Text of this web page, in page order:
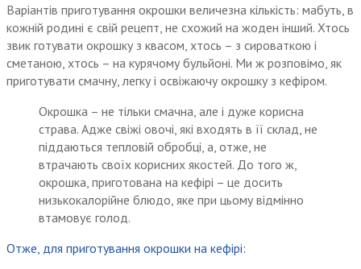
Варіантів приготування окрошки величезна кількість: мабуть, в
кожній родині є свій рецепт, не схожий на жоден інший. Хтось
звик готувати окрошку з квасом, хтось – з сироваткою і
сметаною, хтось – на курячому бульйоні. Ми ж розповімо, як
приготувати смачну, легку і освіжаючу окрошку з кефіром.
Окрошка – не тільки смачна, але і дуже корисна
страва. Адже свіжі овочі, які входять в її склад, не
піддаються тепловій обробці, а, отже, не
втрачають своїх корисних якостей. До того ж,
окрошка, приготована на кефірі – це досить
низькокалорійне блюдо, яке при цьому відмінно
втамовує голод.
Отже, для приготування окрошки на кефірі: